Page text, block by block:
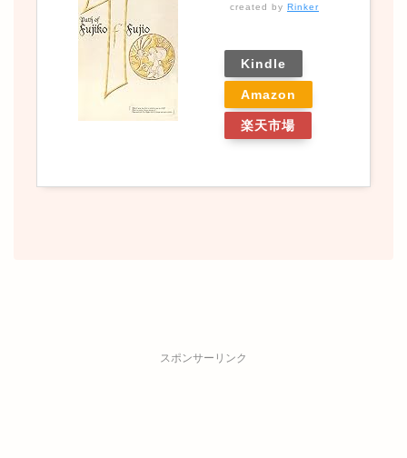
created by Rinker
Kindle
Amazon
楽天市場
スポンサーリンク